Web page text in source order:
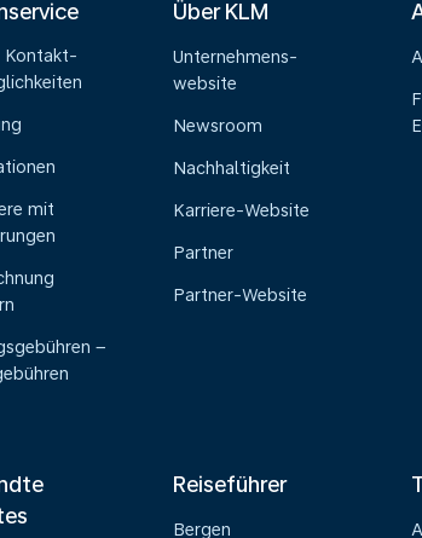
Kontakt-
mit
–
Über KLM
Unternehmens-
website
Newsroom
Nachhaltigkeit
Karriere-Website
Partner
Partner-Website
Reiseführer
Bergen